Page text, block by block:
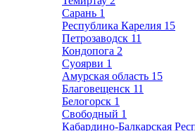
Сарань 1
Республика Карелия 15
Петрозаводск 11
Кондопога 2
Суоярви 1
Амурская область 15
Благовещенск 11
Белогорск 1
Свободный 1
Кабардино-Балкарская